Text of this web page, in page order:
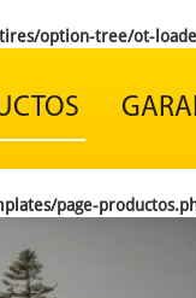
option-tree/ot-
page-